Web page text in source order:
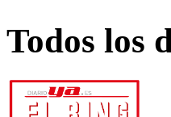
Todos los